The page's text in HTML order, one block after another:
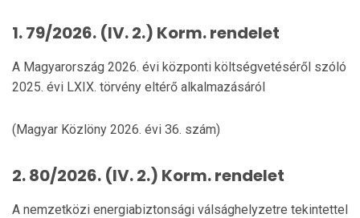
1. 79/2026. (IV. 2.) Korm. rendelet
A Magyarország 2026. évi központi költségvetéséről szóló
2025. évi LXIX. törvény eltérő alkalmazásáról
(Magyar Közlöny 2026. évi 36. szám)
2. 80/2026. (IV. 2.) Korm. rendelet
A nemzetközi energiabiztonsági válsághelyzetre tekintettel